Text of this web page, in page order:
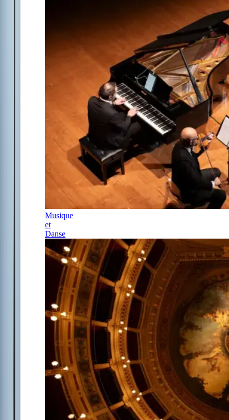
Musique
et
Danse